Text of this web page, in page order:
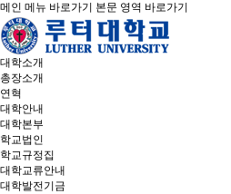
메인 메뉴 바로가기 본문 영역 바로가기
대학소개
총장소개
연혁
대학안내
대학본부
학교법인
학교규정집
대학교류안내
대학발전기금